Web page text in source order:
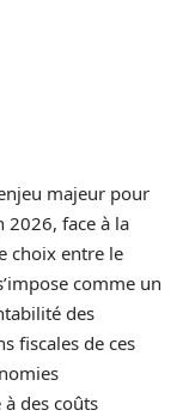
majeur pour
2026, face à la
choix entre le
comme un
des
fiscales de ces
des coûts